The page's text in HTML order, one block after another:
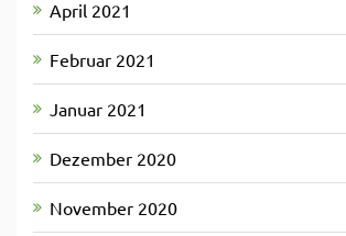
April 2021
Februar 2021
Januar 2021
Dezember 2020
November 2020